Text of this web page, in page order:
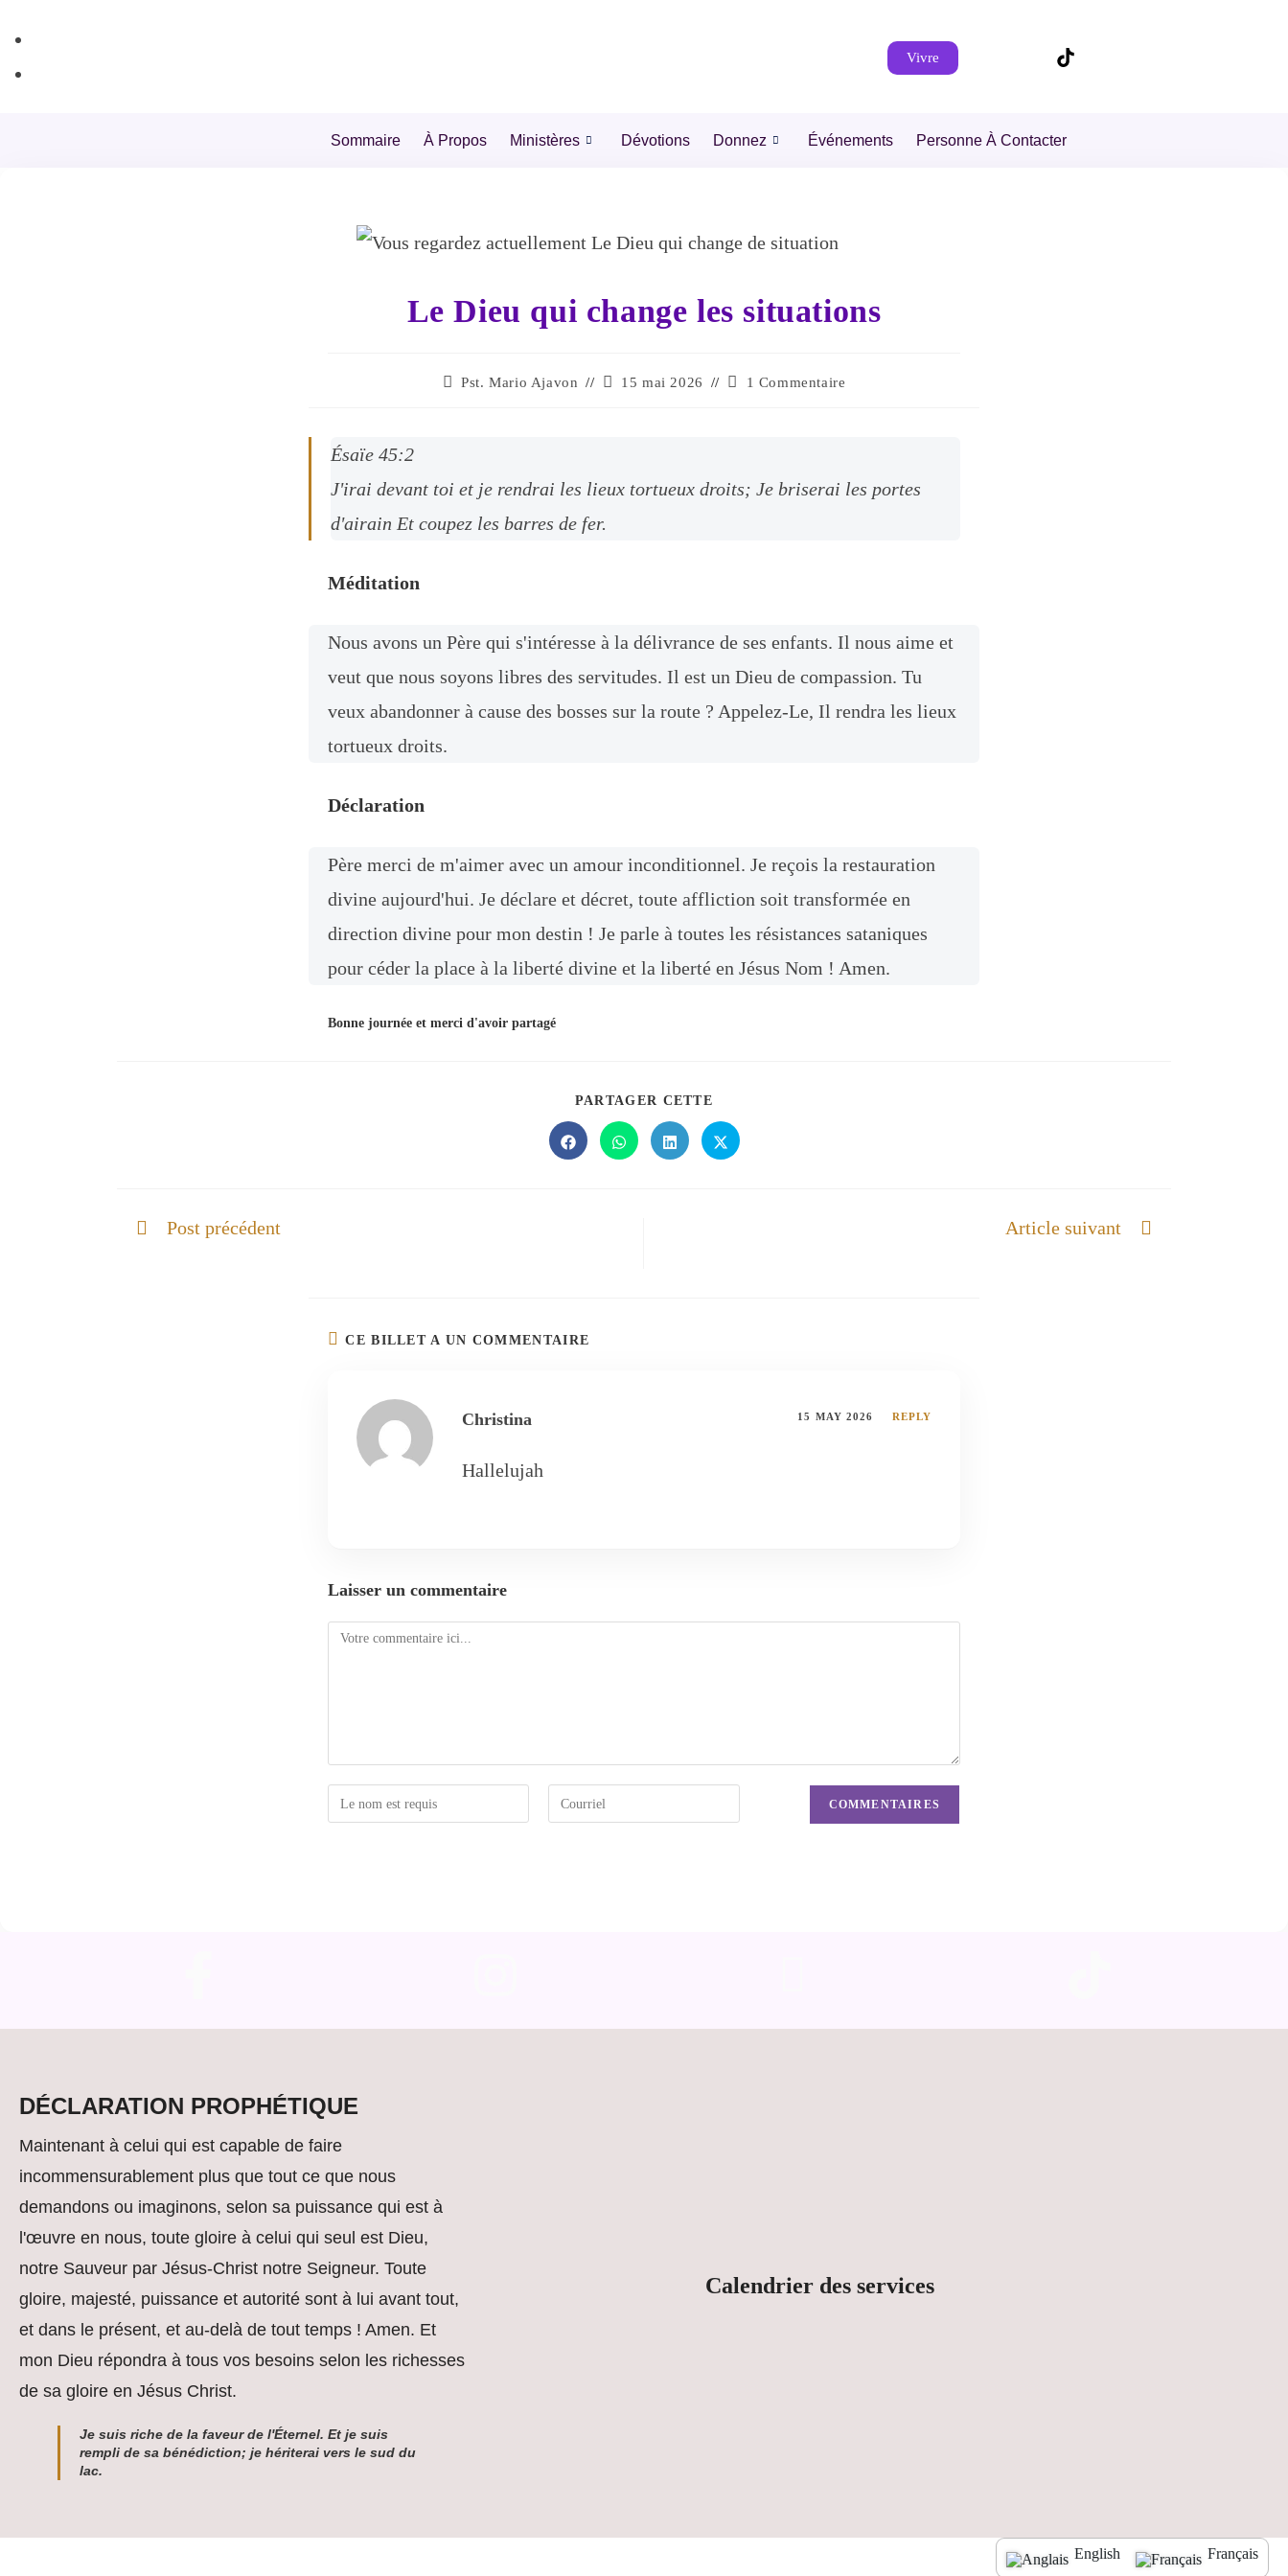
Vivre
Sommaire À Propos Ministères Dévotions Donnez Événements Personne À Contacter
Le Dieu qui change les situations
Pst. Mario Ajavon 15 mai 2026 1 Commentaire
Ésaïe 45:2
J'irai devant toi et je rendrai les lieux tortueux droits; Je briserai les portes
d'airain Et coupez les barres de fer.
Méditation
Nous avons un Père qui s'intéresse à la délivrance de ses enfants. Il nous aime et
veut que nous soyons libres des servitudes. Il est un Dieu de compassion. Tu
veux abandonner à cause des bosses sur la route ? Appelez-Le, Il rendra les lieux
tortueux droits.
Déclaration
Père merci de m'aimer avec un amour inconditionnel. Je reçois la restauration
divine aujourd'hui. Je déclare et décret, toute affliction soit transformée en
direction divine pour mon destin ! Je parle à toutes les résistances sataniques
pour céder la place à la liberté divine et la liberté en Jésus Nom ! Amen.
Bonne journée et merci d'avoir partagé
PARTAGER CETTE
Post précédent Article suivant
CE BILLET A UN COMMENTAIRE
Christina 15 MAY 2026 REPLY
Hallelujah
Laisser un commentaire
DÉCLARATION PROPHÉTIQUE
Maintenant à celui qui est capable de faire
incommensurablement plus que tout ce que nous
demandons ou imaginons, selon sa puissance qui est à
l'œuvre en nous, toute gloire à celui qui seul est Dieu,
notre Sauveur par Jésus-Christ notre Seigneur. Toute
gloire, majesté, puissance et autorité sont à lui avant tout,
et dans le présent, et au-delà de tout temps ! Amen. Et
mon Dieu répondra à tous vos besoins selon les richesses
de sa gloire en Jésus Christ.
Je suis riche de la faveur de l'Éternel. Et je suis
rempli de sa bénédiction; je hériterai vers le sud du
lac.
Calendrier des services
English Français